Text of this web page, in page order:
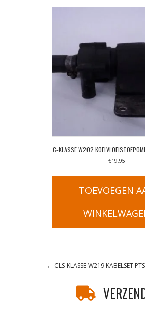
C-KLASSE W202
€19,95
TOEVOEGEN
Posts
navigation
← CLS-KLASSE W219 KABELSET